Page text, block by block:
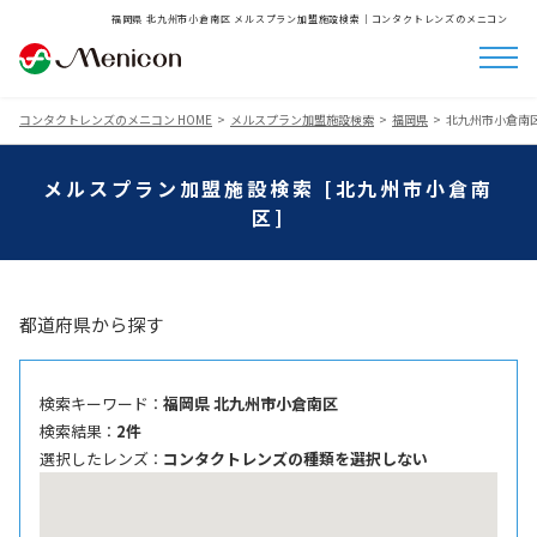
福岡県 北九州市小倉南区 メルスプラン加盟施設検索│コンタクトレンズのメニコン
コンタクトレンズのメニコン HOME メルスプラン加盟施設検索 福岡県 北九州市小倉南
メルスプラン加盟施設検索 [北九州市小倉南
区]
都道府県から探す
検索キーワード ： 福岡県 北九州市小倉南区
検索結果 ： 2件
選択したレンズ ： コンタクトレンズの種類を選択しない